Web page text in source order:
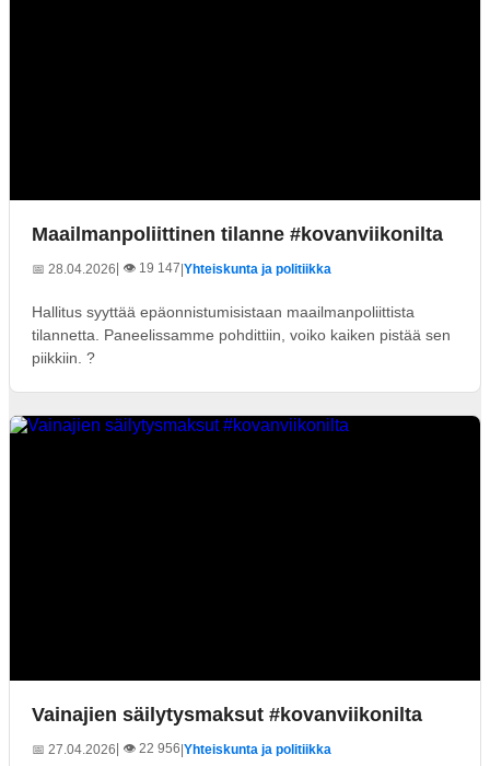
Maailmanpoliittinen tilanne #kovanviikonilta
📅 28.04.2026| 👁️ 19 147 Yhteiskunta ja politiikka
Hallitus syyttää epäonnistumisistaan maailmanpoliittista
tilannetta. Paneelissamme pohdittiin, voiko kaiken pistää sen
piikkiin. ?
Vainajien säilytysmaksut #kovanviikonilta
📅 27.04.2026| 👁️ 22 956 Yhteiskunta ja politiikka